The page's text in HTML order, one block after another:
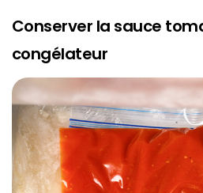
Conserver la sauce
congélateur